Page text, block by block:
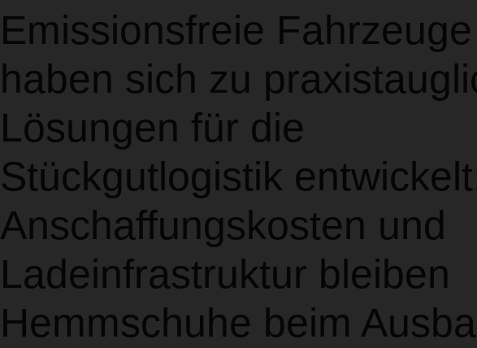
Emissionsfreie Fahrzeuge
haben sich zu
Lösungen für die
Stückgutlogistik
Anschaffungskosten und
Ladeinfrastruktur bleiben
Hemmschuhe beim